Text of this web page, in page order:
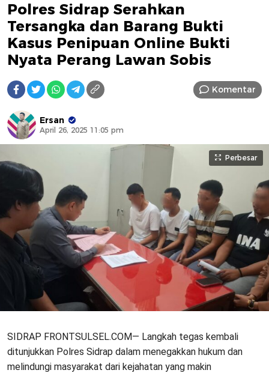
Polres Sidrap Serahkan
Tersangka dan Barang Bukti
Kasus Penipuan Online Bukti
Nyata Perang Lawan Sobis
Komentar
Ersan
April 26, 2025 11:05 pm
Perbesar
SIDRAP FRONTSULSEL.COM— Langkah tegas kembali
ditunjukkan Polres Sidrap dalam menegakkan hukum dan
melindungi masyarakat dari kejahatan yang makin